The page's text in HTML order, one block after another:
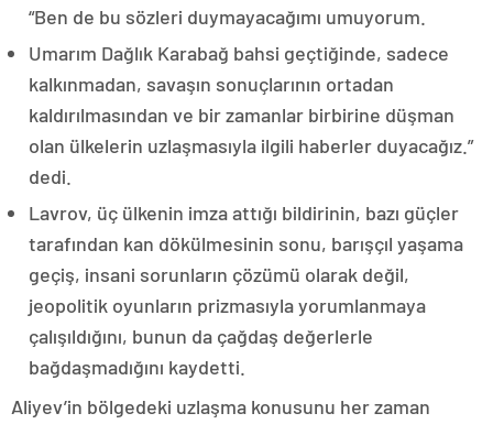
“Ben de bu sözleri duymayacağımı umuyorum.
Umarım Dağlık Karabağ bahsi geçtiğinde, sadece
kalkınmadan, savaşın sonuçlarının ortadan
kaldırılmasından ve bir zamanlar birbirine düşman
olan ülkelerin uzlaşmasıyla ilgili haberler duyacağız.”
dedi.
Lavrov, üç ülkenin imza attığı bildirinin, bazı güçler
tarafından kan dökülmesinin sonu, barışçıl yaşama
geçiş, insani sorunların çözümü olarak değil,
jeopolitik oyunların prizmasıyla yorumlanmaya
çalışıldığını, bunun da çağdaş değerlerle
bağdaşmadığını kaydetti.
Aliyev’in bölgedeki uzlaşma konusunu her zaman